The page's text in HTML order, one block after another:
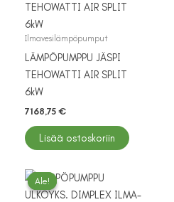
Ilmavesilämpöpumput
LÄMPÖPUMPPU JÄSPI
TEHOWATTI AIR SPLIT
6kW
7168,75 €
Lisää ostoskoriin
Ale!
Ale!